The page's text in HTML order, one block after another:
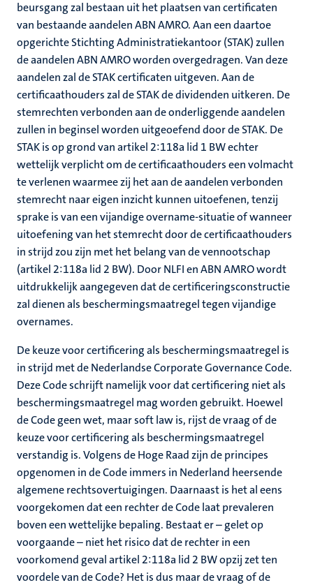
beursgang zal bestaan uit het plaatsen van certificaten
van bestaande aandelen ABN AMRO. Aan een daartoe
opgerichte Stichting Administratiekantoor (STAK) zullen
de aandelen ABN AMRO worden overgedragen. Van deze
aandelen zal de STAK certificaten uitgeven. Aan de
certificaathouders zal de STAK de dividenden uitkeren. De
stemrechten verbonden aan de onderliggende aandelen
zullen in beginsel worden uitgeoefend door de STAK. De
STAK is op grond van artikel 2:118a lid 1 BW echter
wettelijk verplicht om de certificaathouders een volmacht
te verlenen waarmee zij het aan de aandelen verbonden
stemrecht naar eigen inzicht kunnen uitoefenen, tenzij
sprake is van een vijandige overname-situatie of wanneer
uitoefening van het stemrecht door de certificaathouders
in strijd zou zijn met het belang van de vennootschap
(artikel 2:118a lid 2 BW). Door NLFI en ABN AMRO wordt
uitdrukkelijk aangegeven dat de certificeringsconstructie
zal dienen als beschermingsmaatregel tegen vijandige
overnames.
De keuze voor certificering als beschermingsmaatregel is
in strijd met de Nederlandse Corporate Governance Code.
Deze Code schrijft namelijk voor dat certificering niet als
beschermingsmaatregel mag worden gebruikt. Hoewel
de Code geen wet, maar soft law is, rijst de vraag of de
keuze voor certificering als beschermingsmaatregel
verstandig is. Volgens de Hoge Raad zijn de principes
opgenomen in de Code immers in Nederland heersende
algemene rechtsovertuigingen. Daarnaast is het al eens
voorgekomen dat een rechter de Code laat prevaleren
boven een wettelijke bepaling. Bestaat er – gelet op
voorgaande – niet het risico dat de rechter in een
voorkomend geval artikel 2:118a lid 2 BW opzij zet ten
voordele van de Code? Het is dus maar de vraag of de